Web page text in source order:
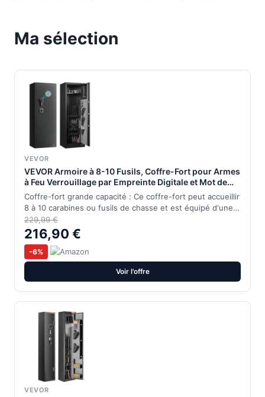
Ma sélection
VEVOR
VEVOR Armoire à 8-10 Fusils, Coffre-Fort pour Armes
à Feu Verrouillage par Empreinte Digitale et Mot de
Passe et Clés, avec 3 Poches pour Pistolets et
Supports Réglables, Accès Rapide, pour Domicile
Coffre-fort grande capacité : Ce coffre-fort peut accueillir
8 à 10 carabines ou fusils de chasse et est équipé d'une…
229,99 €
216,90 €
-6%
Voir l'offre
VEVOR